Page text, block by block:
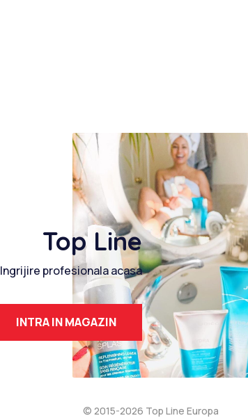
Top Line
Ingrijire profesionala acasa
INTRA IN MAGAZIN
© 2015-2026 Top Line Europa